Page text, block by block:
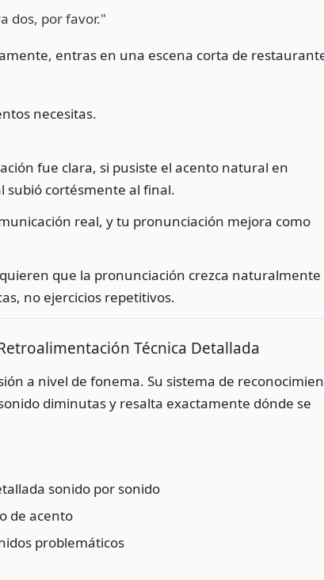
dos, por favor."
entras en una escena corta de
necesitas.
fue clara, si pusiste el acento natural en
subió cortésmente al final.
real, y tu pronunciación mejora como
que la pronunciación crezca naturalmente
no ejercicios repetitivos.
Técnica Detallada
a nivel de fonema. Su sistema de
diminutas y resalta exactamente dónde se
sonido por sonido
de acento
problemáticos